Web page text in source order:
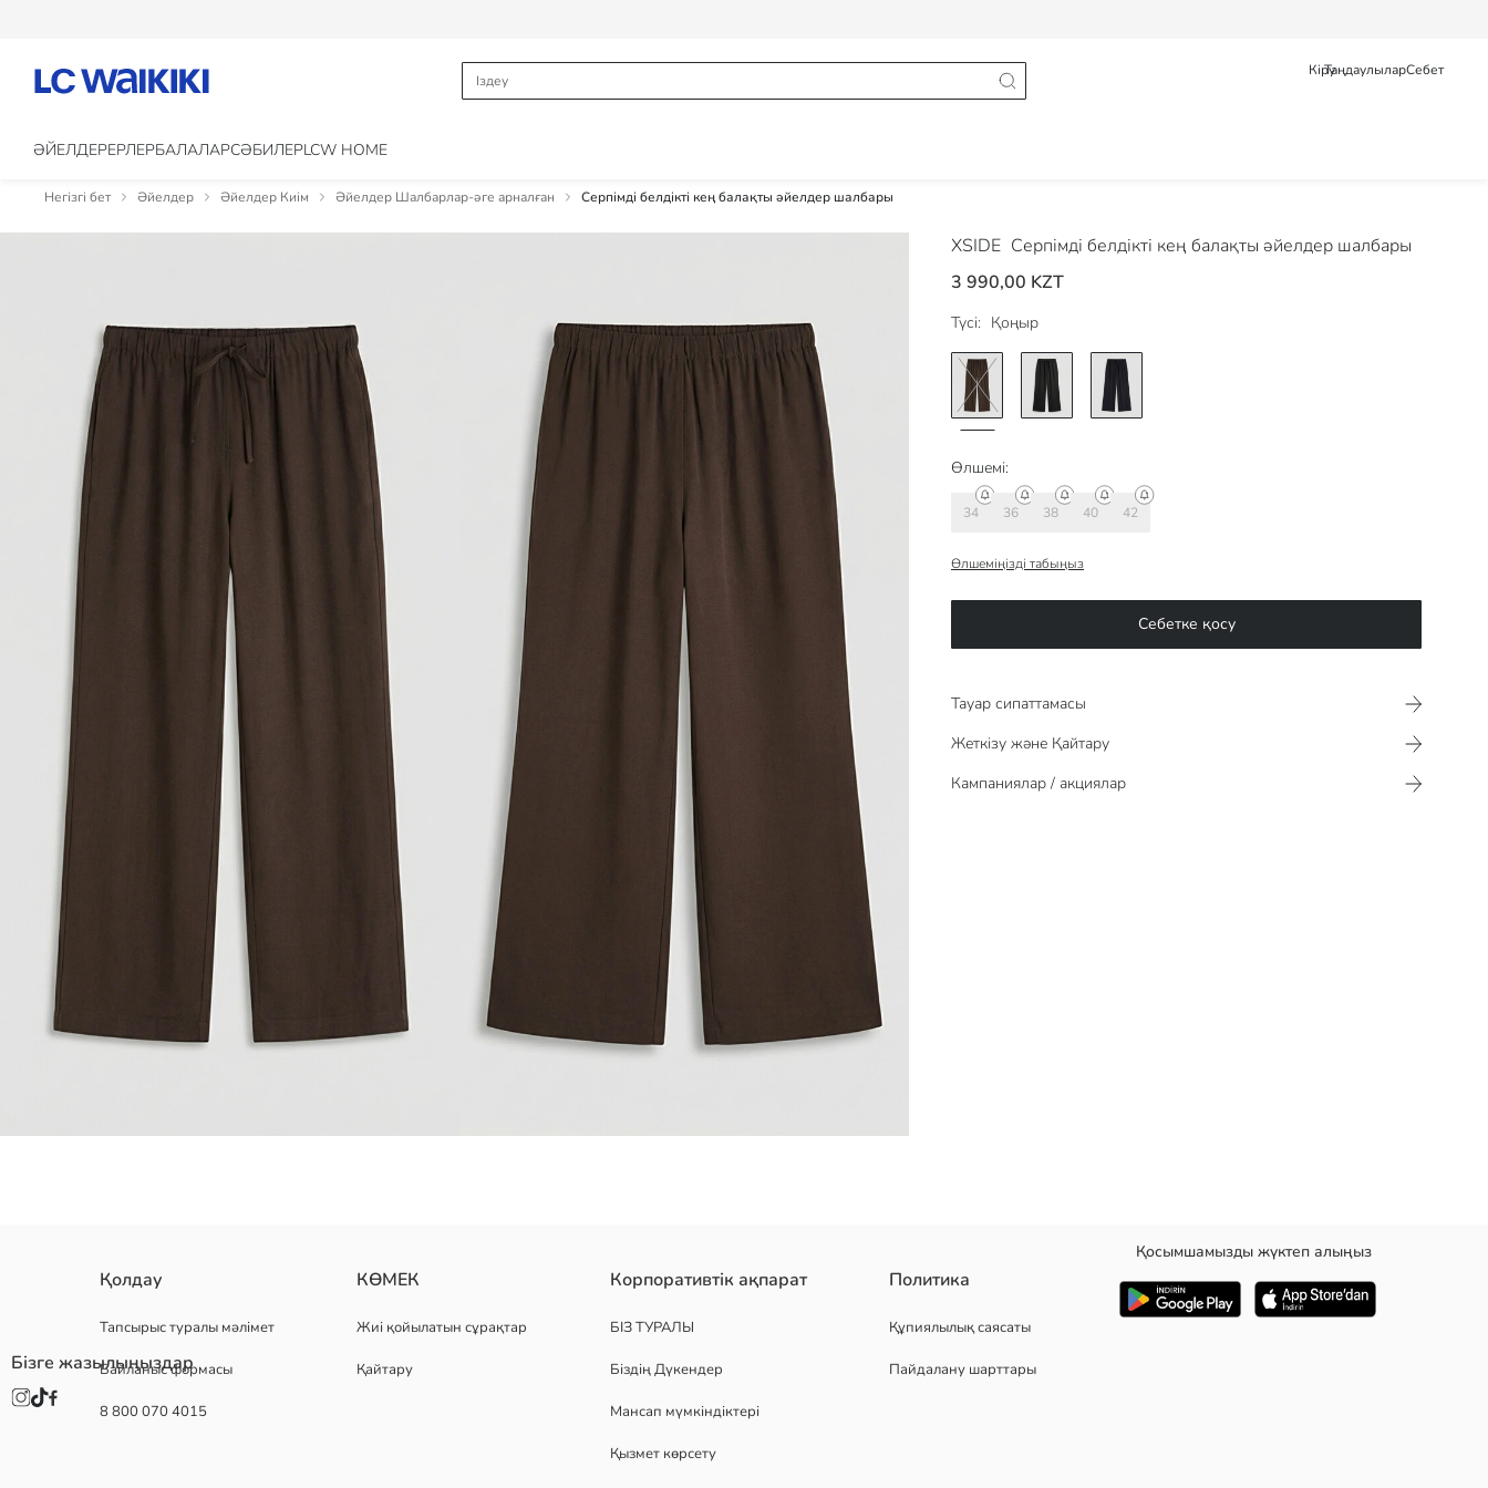
КіруТаңдаулыларСебет
ӘЙЕЛДЕРЕРЛЕРБАЛАЛАРCӘБИЛЕРLCW HOME
Негізгі бет Әйелдер Әйелдер Киім Әйелдер Шалбарлар-әге арналған Серпімді белдікті кең балақты әйелдер шалбары
XSIDE Серпімді белдікті кең балақты әйелдер шалбары
3 990,00 KZT
Түсі: Қоңыр
Өлшемі:
34 36 38 40 42
Өлшеміңізді табыңыз
Себетке қосу
Тауар сипаттамасы​​​​​
Жеткізу және Қайтару
Кампаниялар / акциялар
Бренд:
жыныс:
Қолдау
Тапсырыс туралы мәлімет
Байланыс формасы
8 800 070 4015
КӨМЕК
Жиі қойылатын сұрақтар
Қайтару
Корпоративтік ақпарат
БІЗ ТУРАЛЫ
Біздің Дүкендер
Мансап мүмкіндіктері
Қызмет көрсету
Политика
Құпиялылық саясаты
Пайдалану шарттары
Қосымшамызды жүктеп алыңыз
Бізге жазылыңыздар